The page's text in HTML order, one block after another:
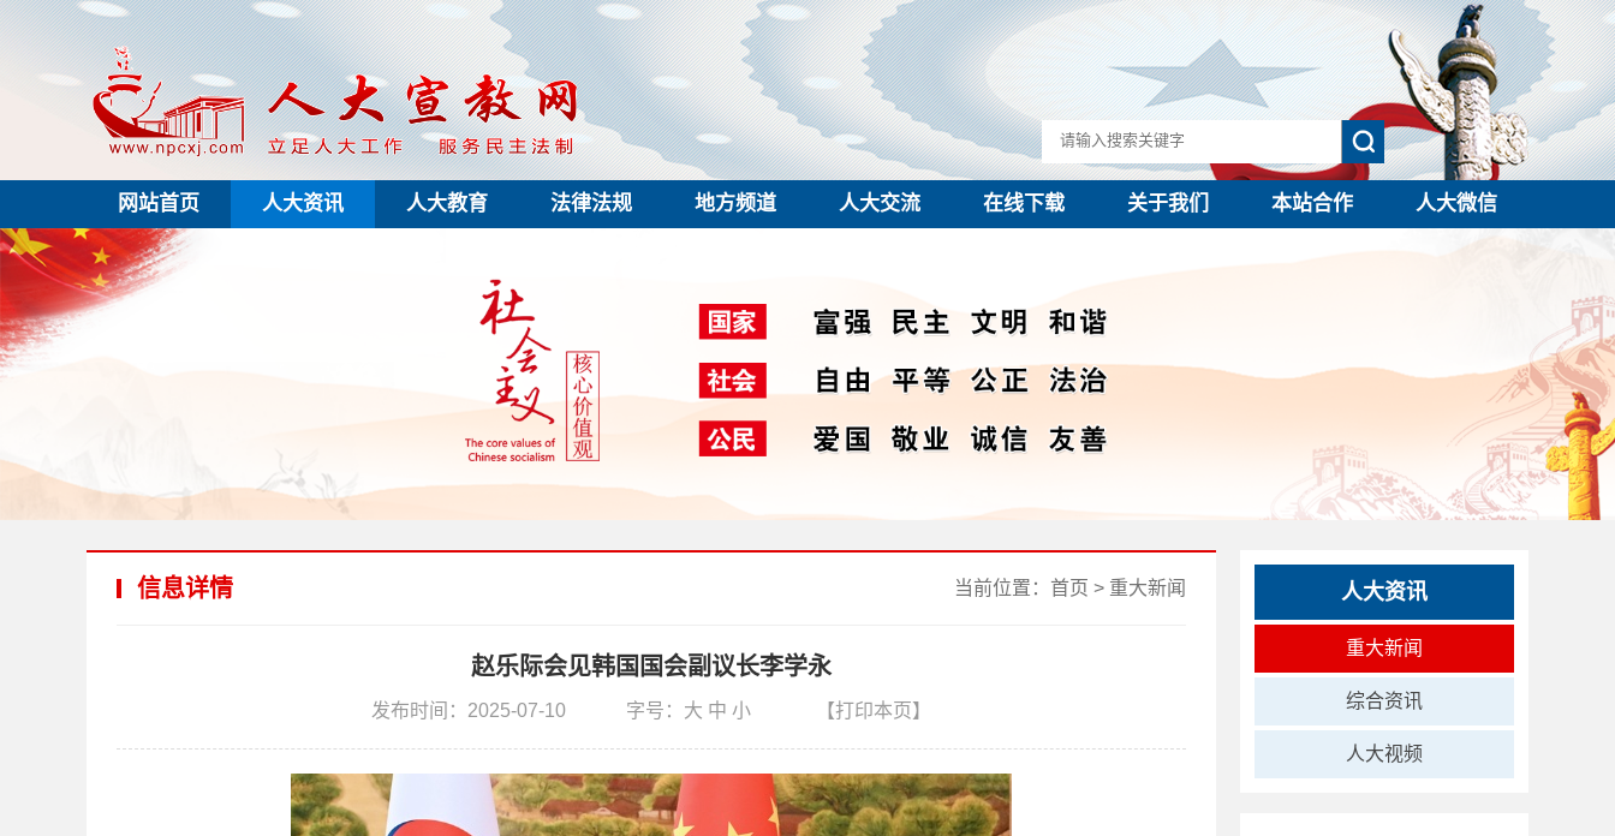
网站首页 人大资讯 人大教育 法律法规 地方频道 人大交流 在线下载 关于我们 本站合作 人大微信
信息详情 当前位置： 首页 > 重大新闻
赵乐际会见韩国国会副议长李学永
发布时间：2025-07-10 字号： 大 中 小 【打印本页】
人大资讯
重大新闻
综合资讯
人大视频